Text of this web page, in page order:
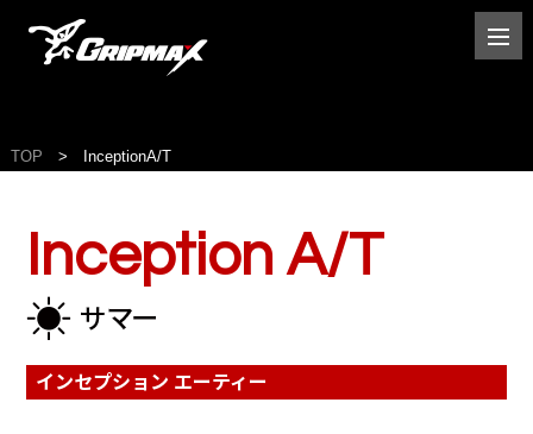
TOP InceptionA/T
Inception A/T
インセプション エーティー